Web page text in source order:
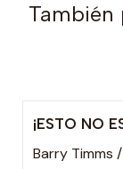
También
Agotado
¡ESTO NO
Barry Timms